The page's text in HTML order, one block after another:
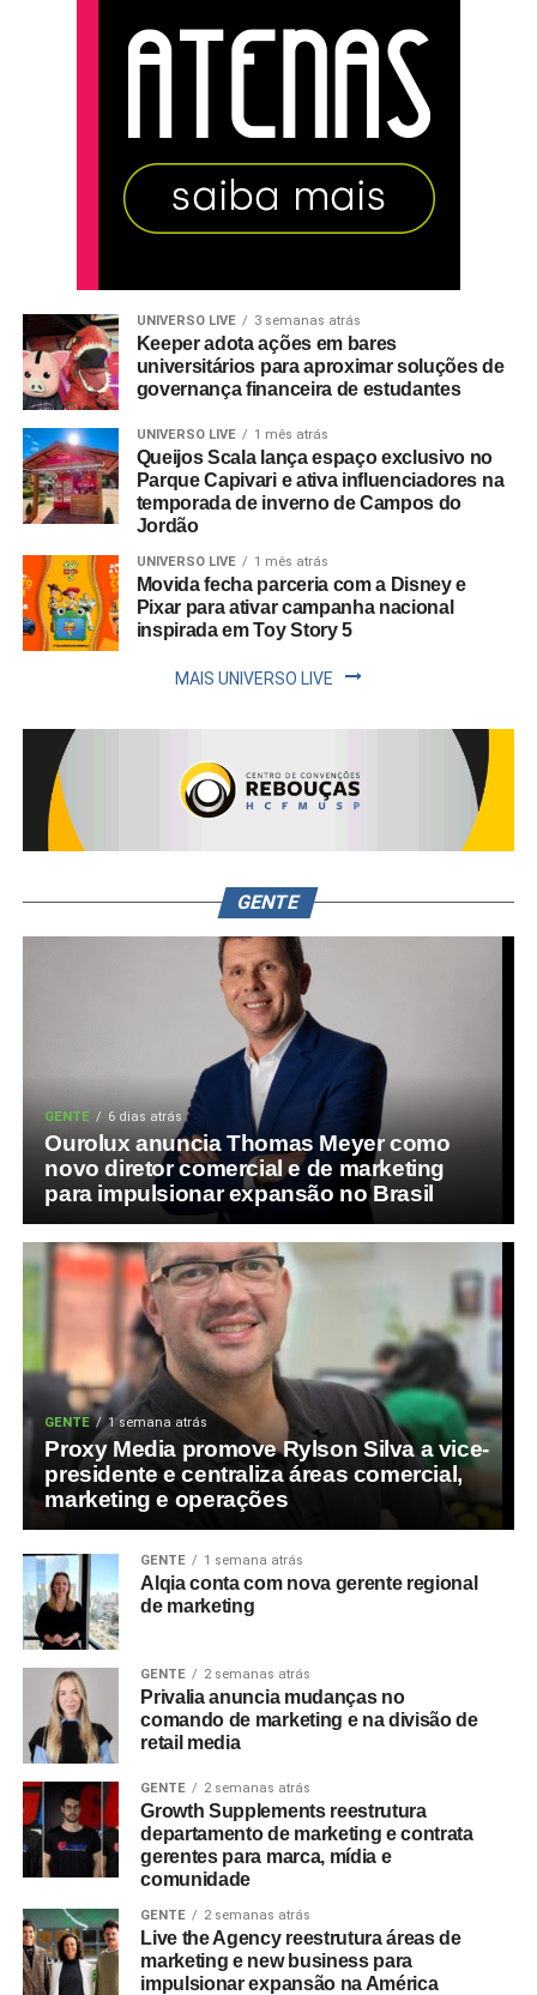
UNIVERSO LIVE 3 semanas atrás
Keeper adota ações em bares
universitários para aproximar soluções de
governança financeira de estudantes
UNIVERSO LIVE 1 mês atrás
Queijos Scala lança espaço exclusivo no
Parque Capivari e ativa influenciadores na
temporada de inverno de Campos do
Jordão
UNIVERSO LIVE 1 mês atrás
Movida fecha parceria com a Disney e
Pixar para ativar campanha nacional
inspirada em Toy Story 5
MAIS UNIVERSO LIVE
GENTE
GENTE 6 dias atrás
Ourolux anuncia Thomas Meyer como
novo diretor comercial e de marketing
para impulsionar expansão no Brasil
GENTE 1 semana atrás
Proxy Media promove Rylson Silva a vice-
presidente e centraliza áreas comercial,
marketing e operações
GENTE 1 semana atrás
Alqia conta com nova gerente regional
de marketing
GENTE 2 semanas atrás
Privalia anuncia mudanças no
comando de marketing e na divisão de
retail media
GENTE 2 semanas atrás
Growth Supplements reestrutura
departamento de marketing e contrata
gerentes para marca, mídia e
comunidade
GENTE 2 semanas atrás
Live the Agency reestrutura áreas de
marketing e new business para
impulsionar expansão na América